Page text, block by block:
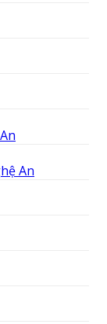
An